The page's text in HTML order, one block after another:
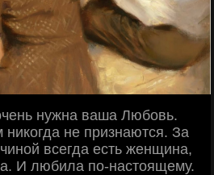
нужна ваша Любовь.
не признаются. За
всегда есть женщина,
И любила по-настоящему.